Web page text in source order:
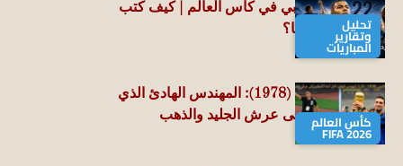
تحليل
وتقارير
المباريات
رحلة كيليان مبابي في كأس العالم | كيف كتب
التاريخ بـ22 هدفًا؟
كأس العالم
FIFA 2026
ليونيل سكالوني (1978): المهندس الهادئ الذي
أعاد الأرجنتين إلى عرش الجليد والذهب